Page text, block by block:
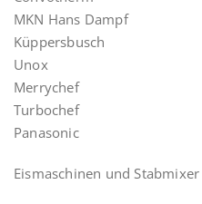
MKN Hans Dampf
Küppersbusch
Unox
Merrychef
Turbochef
Panasonic
Eismaschinen und Stabmixer